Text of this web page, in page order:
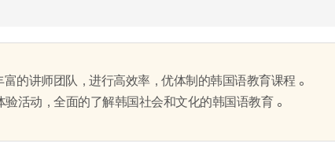
的讲师团队，进行高效率，优体制的韩国语教育课程 。
活动，全面的了解韩国社会和文化的韩国语教育 。